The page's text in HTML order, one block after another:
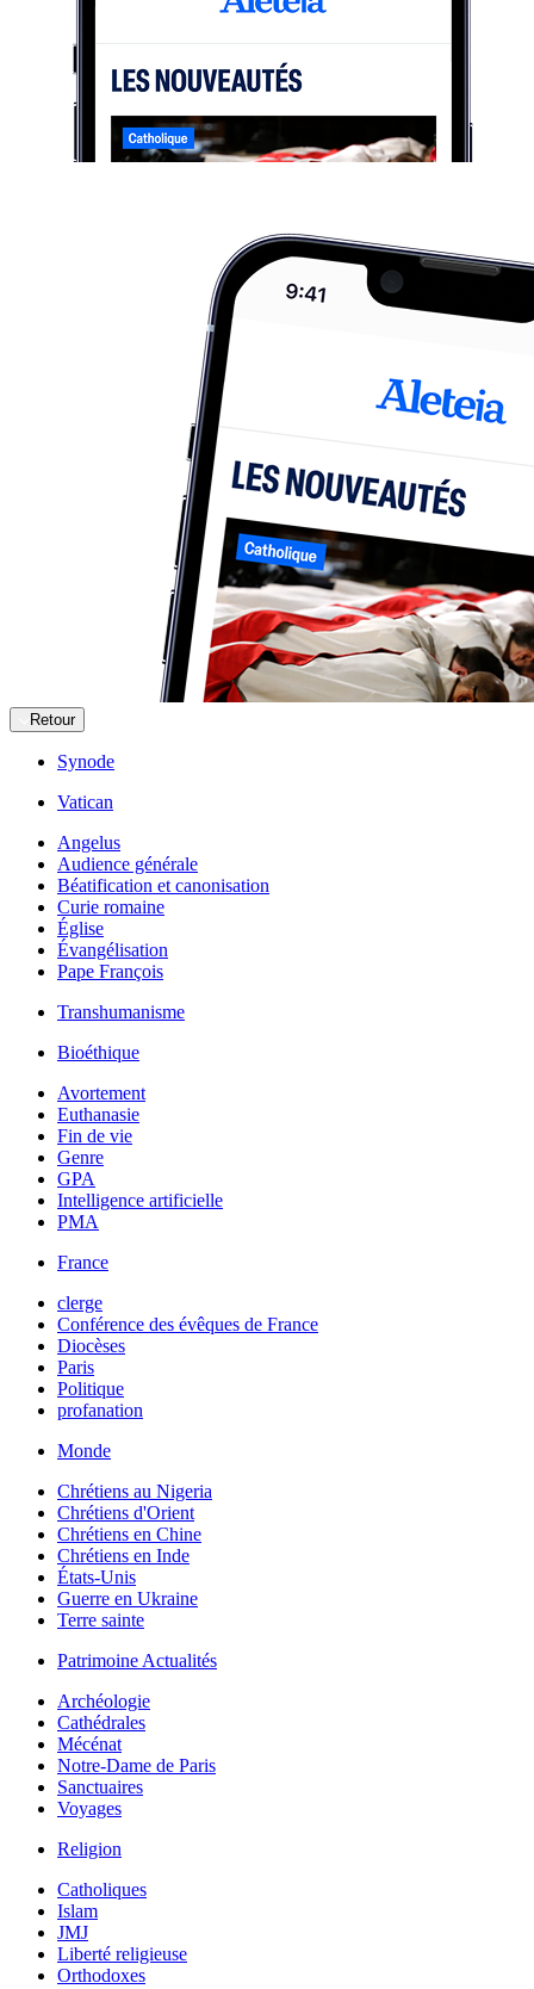
Retour
Synode
Vatican
Angelus
Audience générale
Béatification et canonisation
Curie romaine
Église
Évangélisation
Pape François
Transhumanisme
Bioéthique
Avortement
Euthanasie
Fin de vie
Genre
GPA
Intelligence artificielle
PMA
France
clerge
Conférence des évêques de France
Diocèses
Paris
Politique
profanation
Monde
Chrétiens au Nigeria
Chrétiens d'Orient
Chrétiens en Chine
Chrétiens en Inde
États-Unis
Guerre en Ukraine
Terre sainte
Patrimoine Actualités
Archéologie
Cathédrales
Mécénat
Notre-Dame de Paris
Sanctuaires
Voyages
Religion
Catholiques
Islam
JMJ
Liberté religieuse
Orthodoxes